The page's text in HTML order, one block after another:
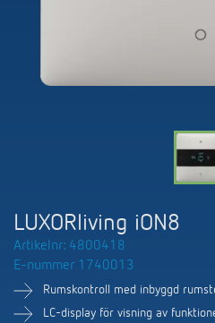
DALI-2 ljusstyrning
Bryt & dimning LED
Referenser
Apparna från Theben
Kataloger och
Aktuellt
Jobb och karriär
Miljö
Design
Historia
Internationell
LUXORliving
LUXORliving iON8
Artikelnr: 4800418
E-nummer 1740013
Rumskontroll med inbyggd
LC-display för visning av